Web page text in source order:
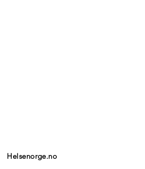
Helsenorge.no